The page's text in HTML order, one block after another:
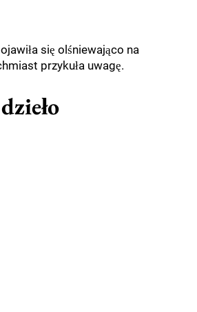
się olśniewająco na
przykuła uwagę.